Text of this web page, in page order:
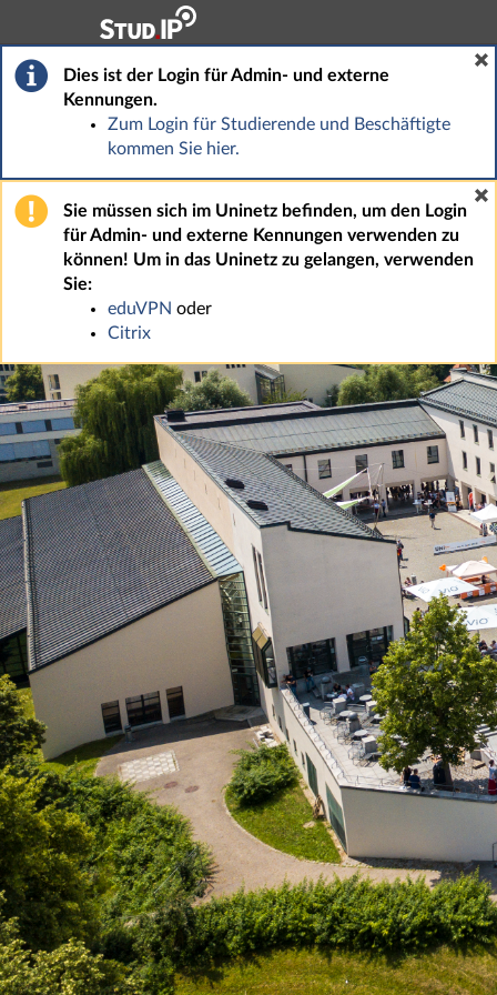
Hauptnavigation
Fußzeile
Dies ist der Login für Admin- und externe
Kennungen.
Zum Login für Studierende und Beschäftigte
kommen Sie hier.
Sie müssen sich im Uninetz befinden, um den Login
für Admin- und externe Kennungen verwenden zu
können! Um in das Uninetz zu gelangen, verwenden
Sie:
eduVPN oder
Citrix